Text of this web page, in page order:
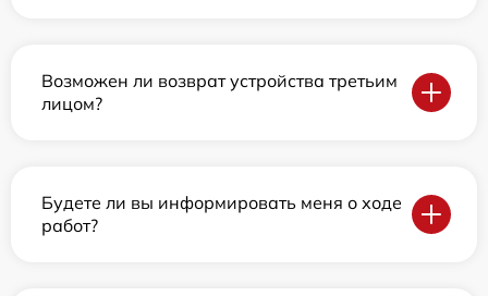
Возможен ли возврат устройства третьим
лицом?
Будете ли вы информировать меня о ходе
работ?